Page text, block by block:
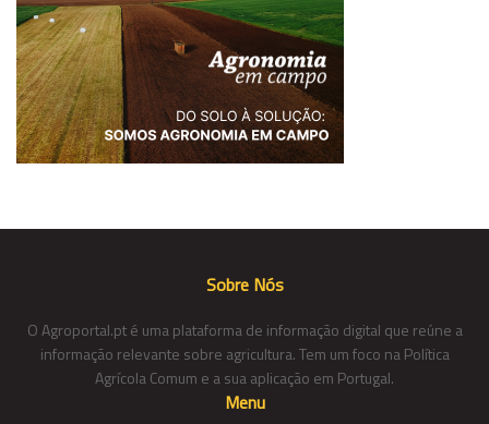
Sobre Nós
O Agroportal.pt é uma plataforma de informação digital que reúne a
informação relevante sobre agricultura. Tem um foco na Política
Agrícola Comum e a sua aplicação em Portugal.
Menu